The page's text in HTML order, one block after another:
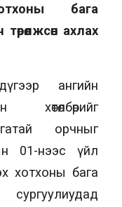
бага
ахлах
ангийн
орчныг
01-нээс үйл
хотхоны бага
сургуулиудад